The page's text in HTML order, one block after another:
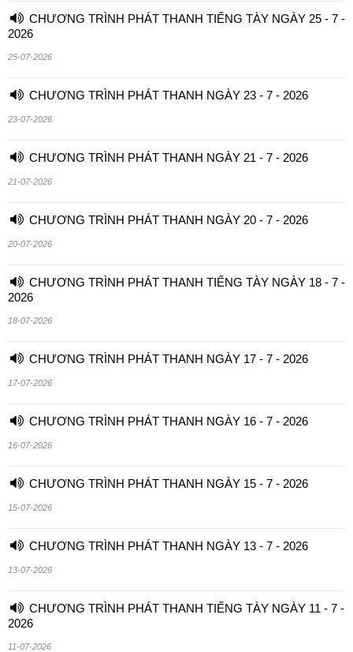
CHƯƠNG TRÌNH PHÁT THANH TIẾNG TÀY NGÀY 25 - 7 -
2026
25-07-2026
CHƯƠNG TRÌNH PHÁT THANH NGÀY 23 - 7 - 2026
23-07-2026
CHƯƠNG TRÌNH PHÁT THANH NGÀY 21 - 7 - 2026
21-07-2026
CHƯƠNG TRÌNH PHÁT THANH NGÀY 20 - 7 - 2026
20-07-2026
CHƯƠNG TRÌNH PHÁT THANH TIẾNG TÀY NGÀY 18 - 7 -
2026
18-07-2026
CHƯƠNG TRÌNH PHÁT THANH NGÀY 17 - 7 - 2026
17-07-2026
CHƯƠNG TRÌNH PHÁT THANH NGÀY 16 - 7 - 2026
16-07-2026
CHƯƠNG TRÌNH PHÁT THANH NGÀY 15 - 7 - 2026
15-07-2026
CHƯƠNG TRÌNH PHÁT THANH NGÀY 13 - 7 - 2026
13-07-2026
CHƯƠNG TRÌNH PHÁT THANH TIẾNG TÀY NGÀY 11 - 7 -
2026
11-07-2026